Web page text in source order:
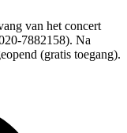
van het concert
7882158). Na
(gratis toegang).